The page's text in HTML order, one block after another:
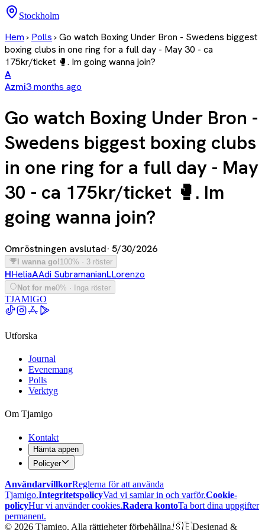
Stockholm
Hem › Polls ›Go watch Boxing Under Bron - Swedens biggest
boxing clubs in one ring for a full day - May 30 - ca
175kr/ticket 🥊. Im going wanna join?
A
Azmi3 months ago
Go watch Boxing Under Bron -
Swedens biggest boxing clubs
in one ring for a full day - May
30 - ca 175kr/ticket 🥊. Im
going wanna join?
Omröstningen avslutad· 5/30/2026
I wanna go!100% · 3 röster
HHeliaAAdi SubramanianLLorenzo
Not for me0% · Inga röster
TJAMIGO
Utforska
Journal
Evenemang
Polls
Verktyg
Om Tjamigo
Kontakt
Hämta appen
Policyer
AnvändarvillkorReglerna för att använda
Tjamigo.IntegritetspolicyVad vi samlar in och varför.Cookie-
policyHur vi använder cookies.Radera kontoTa bort dina uppgifter
permanent.
© 2026 Tjamigo. Alla rättigheter förbehållna.🇸🇪Designad &